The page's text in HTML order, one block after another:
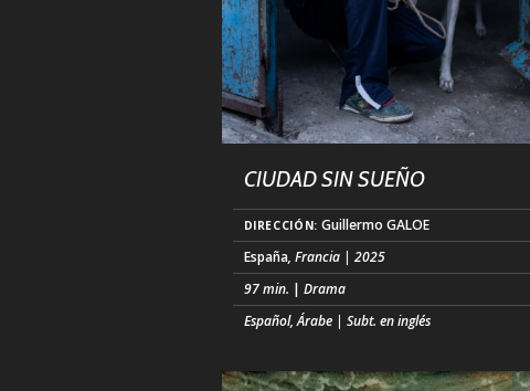
CIUDAD SIN SUEÑO
DIRECCIÓN: Guillermo GALOE
España, Francia | 2025
97 min. | Drama
Español, Árabe | Subt. en inglés
asentamiento ilegal más grande de Europa, a
las afueras de Madrid. Orgulloso de